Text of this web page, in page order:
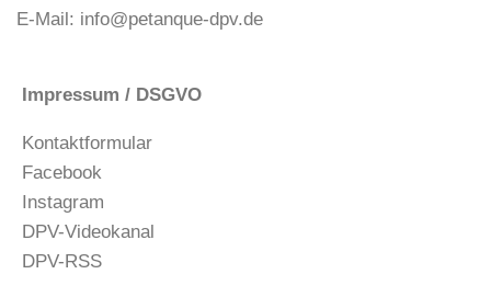
E-Mail: info@petanque-dpv.de
Impressum / DSGVO
Kontaktformular
Facebook
Instagram
DPV-Videokanal
DPV-RSS